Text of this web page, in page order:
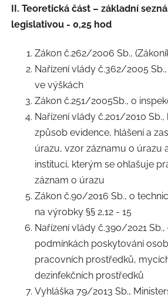
II. Teoretická část – základní
legislativou - 0,25 hod
Zákon č.262/2006 Sb.,
Nařízení vlády č.362/2005
ve výškách
Zákon č.251/2005Sb., o
Nařízení vlády č.201/2010
způsob evidence, hlášení a
úrazu, vzor záznamu o úrazu
institucí, kterým se ohlašuje
záznam o úrazu
Zákon č.90/2016 Sb., o
na výrobky §§ 2,12 - 15
Nařízení vlády č.390/2021
podmínkách poskytování
pracovních prostředků,
dezinfekčních prostředků
Vyhláška 79/2013 Sb.,